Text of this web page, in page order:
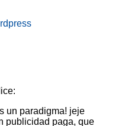
un paradigma! jeje
publicidad paga, que